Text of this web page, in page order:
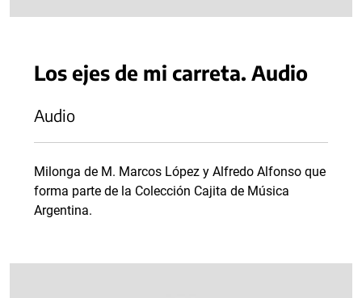
Los ejes de mi carreta. Audio
Audio
Milonga de M. Marcos López y Alfredo Alfonso que
forma parte de la Colección Cajita de Música
Argentina.